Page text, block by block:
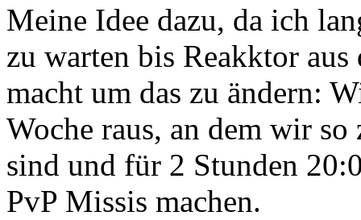
Meine Idee dazu, da ich
zu warten bis Reakktor
macht um das zu ändern:
Woche raus, an dem wir
sind und für 2 Stunden
PvP Missis machen.